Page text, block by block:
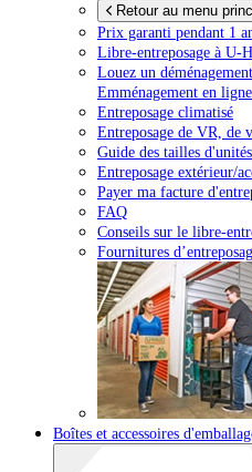
Retour au menu
Prix garanti pendant 1
Libre-entreposage à U-
Louez un
Emménagement en
Entreposage climatisé
Entreposage de VR, de
Guide des tailles
Entreposage extérieur/
Payer ma facture
FAQ
Conseils sur le libre-
Fournitures
Boîtes et accessoires